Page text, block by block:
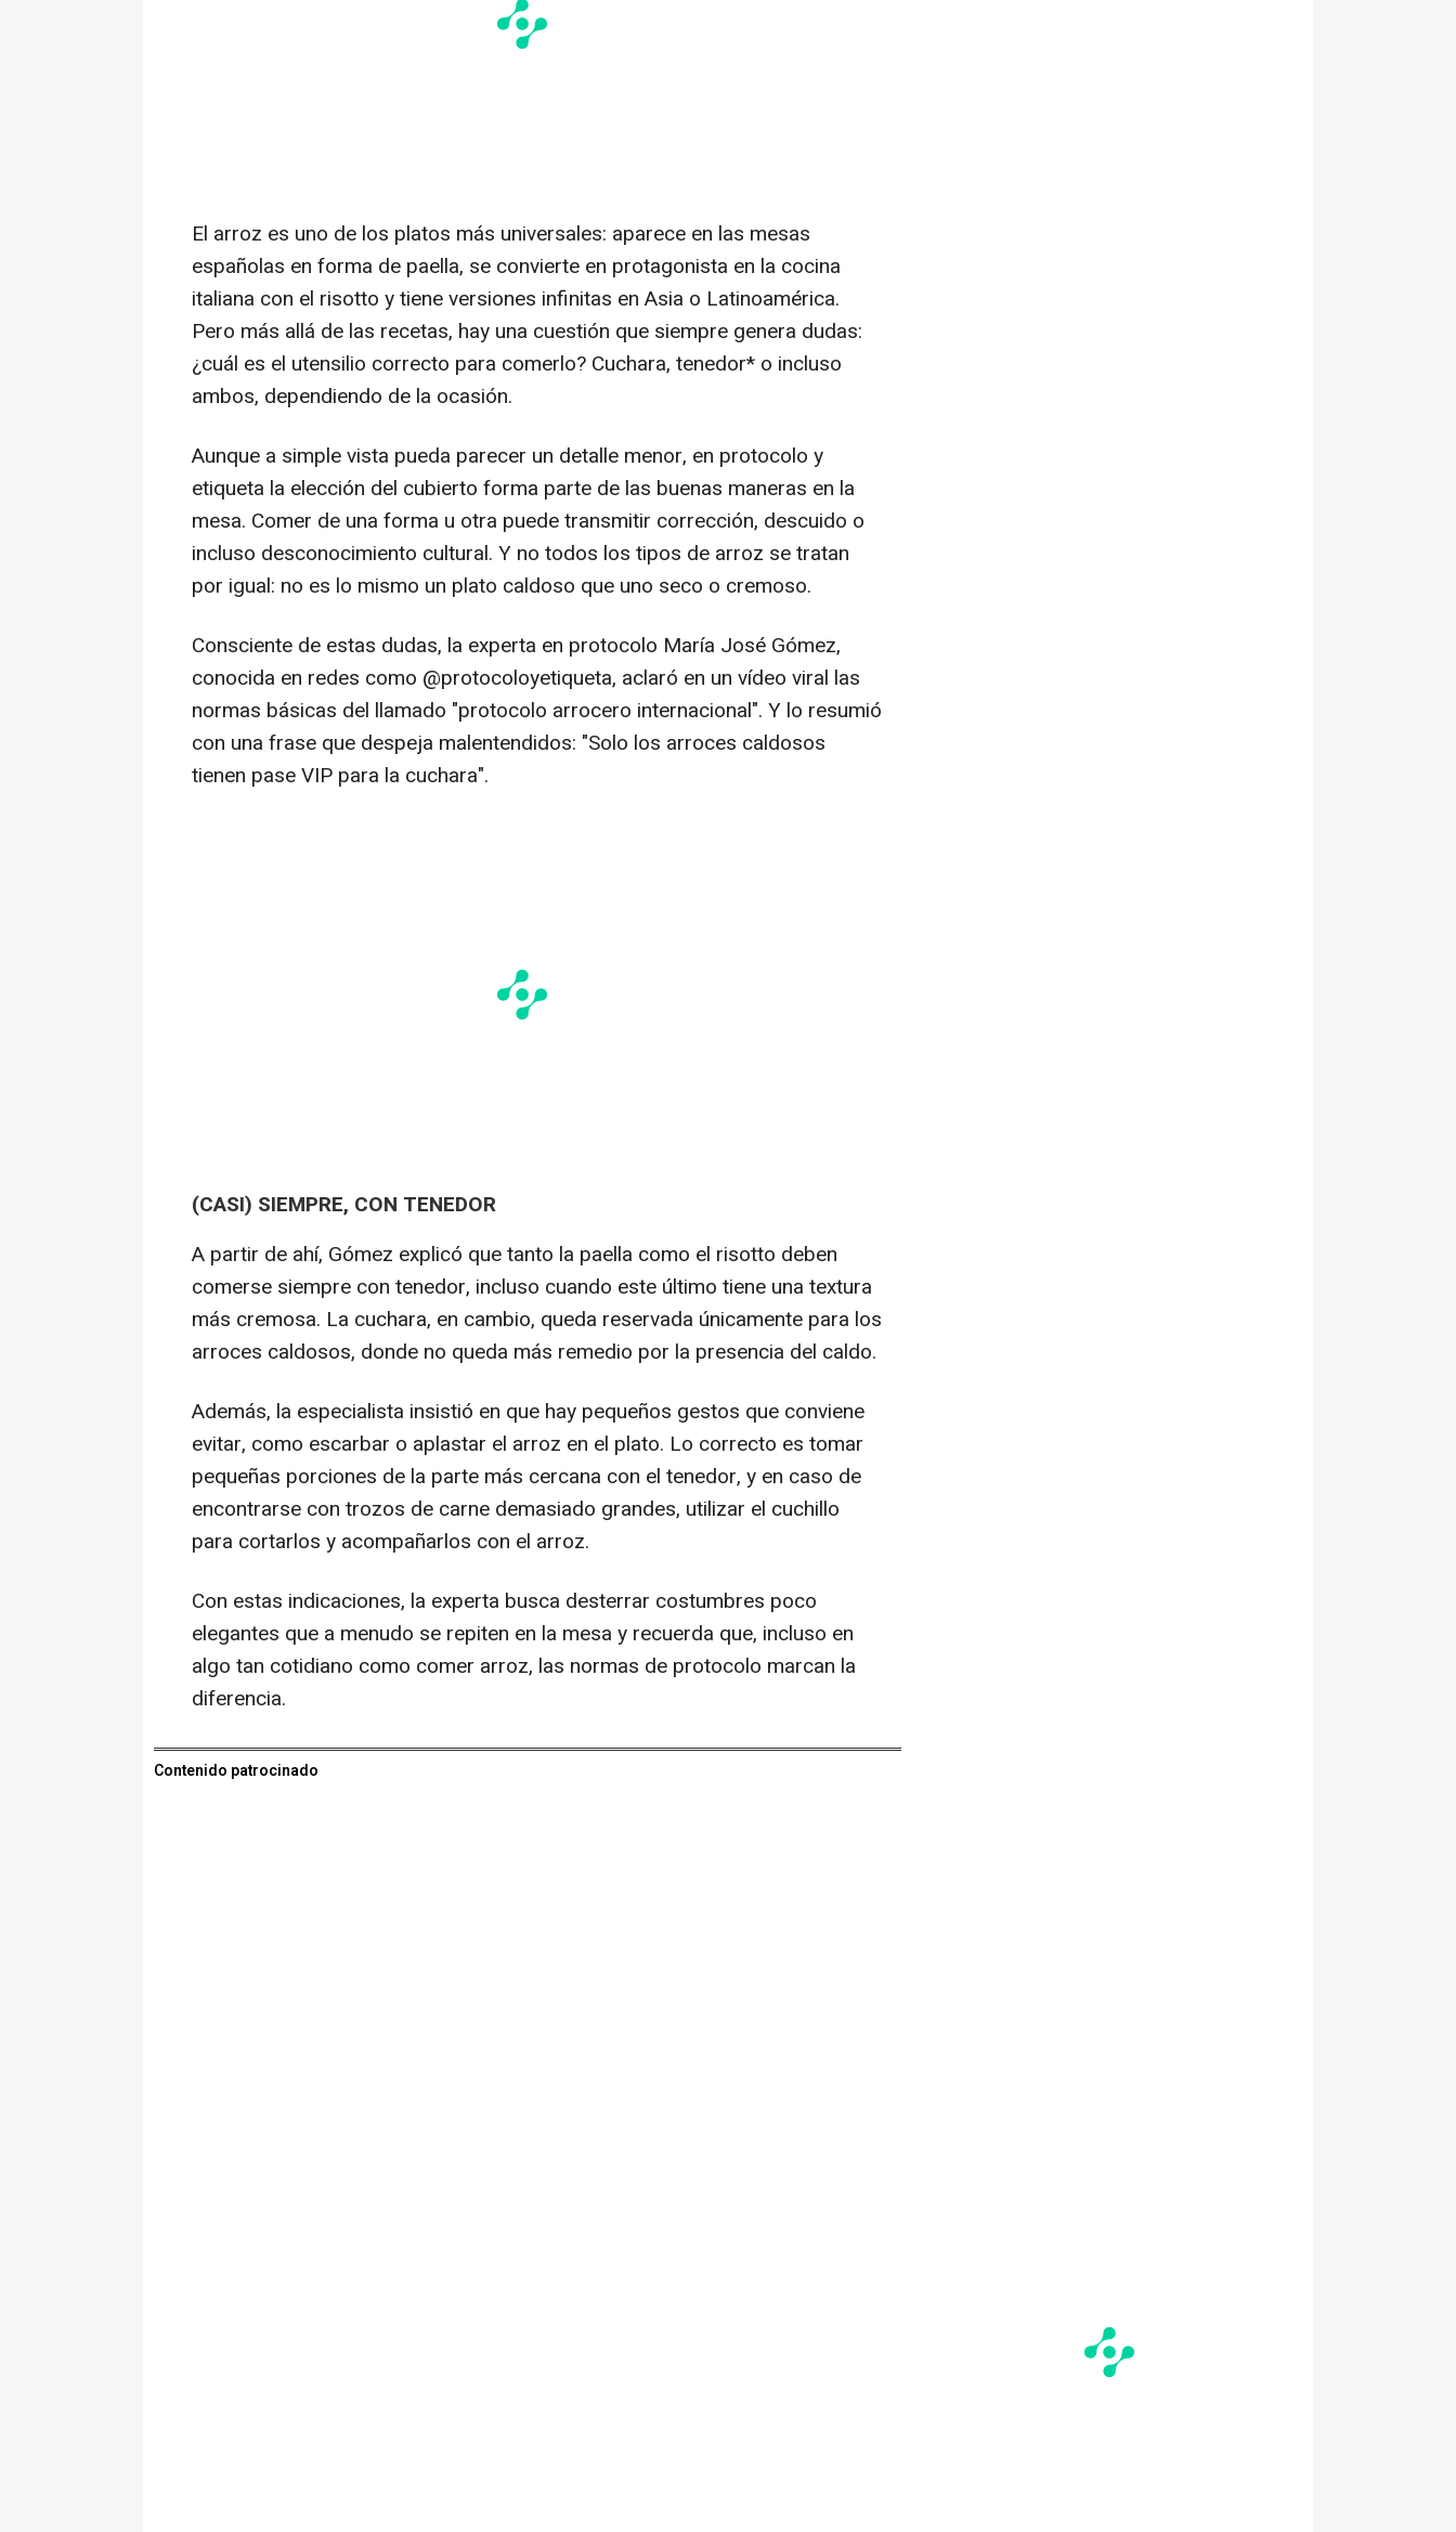
El arroz es uno de los platos más universales: aparece en las mesas
españolas en forma de paella, se convierte en protagonista en la cocina
italiana con el risotto y tiene versiones infinitas en Asia o Latinoamérica.
Pero más allá de las recetas, hay una cuestión que siempre genera dudas:
¿cuál es el utensilio correcto para comerlo? Cuchara, tenedor* o incluso
ambos, dependiendo de la ocasión.
Aunque a simple vista pueda parecer un detalle menor, en protocolo y
etiqueta la elección del cubierto forma parte de las buenas maneras en la
mesa. Comer de una forma u otra puede transmitir corrección, descuido o
incluso desconocimiento cultural. Y no todos los tipos de arroz se tratan
por igual: no es lo mismo un plato caldoso que uno seco o cremoso.
Consciente de estas dudas, la experta en protocolo María José Gómez,
conocida en redes como @protocoloyetiqueta, aclaró en un vídeo viral las
normas básicas del llamado "protocolo arrocero internacional". Y lo resumió
con una frase que despeja malentendidos: "Solo los arroces caldosos
tienen pase VIP para la cuchara".
(CASI) SIEMPRE, CON TENEDOR
A partir de ahí, Gómez explicó que tanto la paella como el risotto deben
comerse siempre con tenedor, incluso cuando este último tiene una textura
más cremosa. La cuchara, en cambio, queda reservada únicamente para los
arroces caldosos, donde no queda más remedio por la presencia del caldo.
Además, la especialista insistió en que hay pequeños gestos que conviene
evitar, como escarbar o aplastar el arroz en el plato. Lo correcto es tomar
pequeñas porciones de la parte más cercana con el tenedor, y en caso de
encontrarse con trozos de carne demasiado grandes, utilizar el cuchillo
para cortarlos y acompañarlos con el arroz.
Con estas indicaciones, la experta busca desterrar costumbres poco
elegantes que a menudo se repiten en la mesa y recuerda que, incluso en
algo tan cotidiano como comer arroz, las normas de protocolo marcan la
diferencia.
Contenido patrocinado